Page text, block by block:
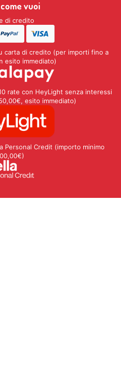
vuoi
di credito
carta di credito (per importi fino a
esito immediato)
rate con HeyLight senza interessi
esito immediato)
Personal Credit (importo minimo